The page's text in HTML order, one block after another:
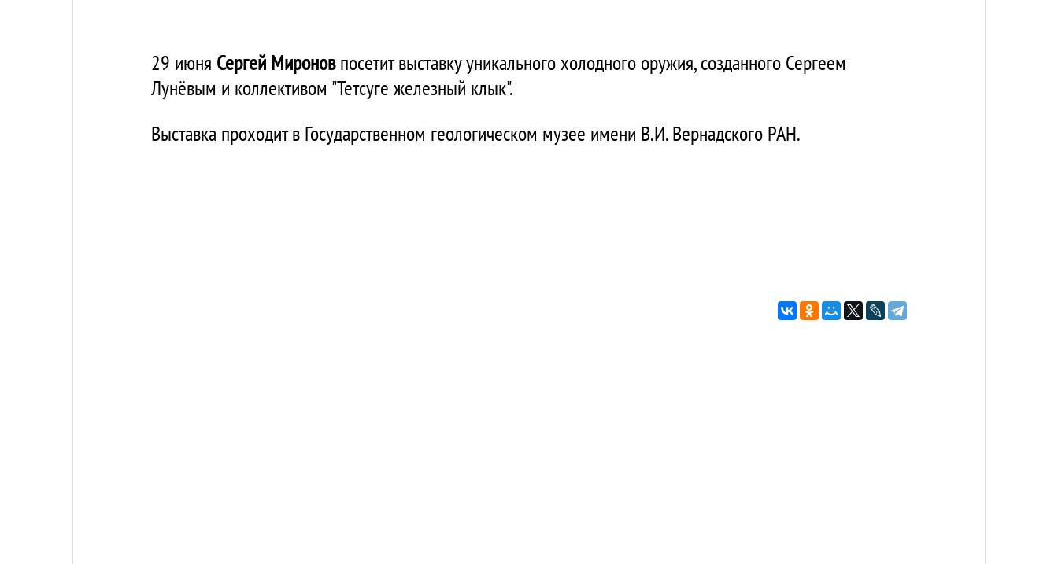
29 июня Сергей Мироновпосетит выставку уникального холодного оружия, созданного Сергеем
Лунёвым и коллективом "Тетсуге железный клык".
Выставка проходит в Государственном геологическом музее имени В.И. Вернадского РАН.